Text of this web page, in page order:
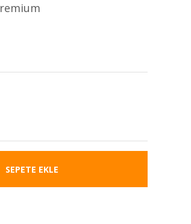
SEPETE EKLE